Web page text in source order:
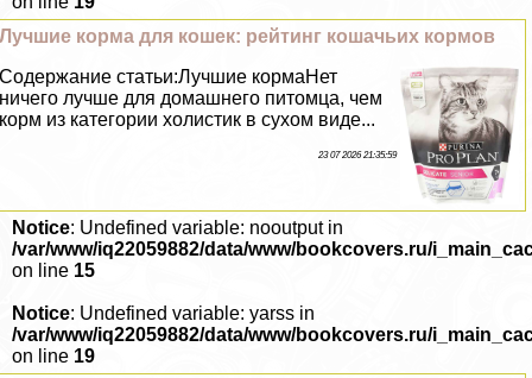
Лучшие корма для кошек: рейтинг кошачьих кормов
Содержание статьи:Лучшие кормаНет
ничего лучше для домашнего питомца, чем
корм из категории холистик в сухом виде...
23 07 2026 21:35:59
Notice: Undefined variable: nooutput in
/var/www/iq22059882/data/www/bookcovers.ru/
on line 15
Notice: Undefined variable: yarss in
/var/www/iq22059882/data/www/bookcovers.ru/
on line 19